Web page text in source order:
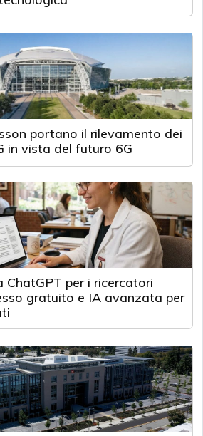
portano il rilevamento dei
in vista del futuro 6G
ChatGPT per i ricercatori
gratuito e IA avanzata per